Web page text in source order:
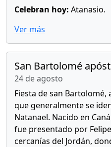
Celebran hoy: Atanasio.
Ver más
San Bartolomé
24 de agosto
Fiesta de san Bartolomé,
que generalmente se
Natanael. Nacido en
fue presentado por
cercanías del Jordán,